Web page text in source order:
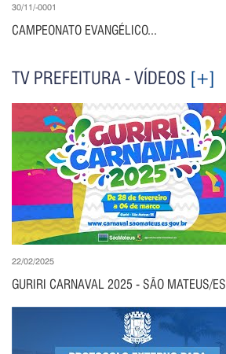
30/11/-0001
CAMPEONATO EVANGÉLICO...
TV PREFEITURA - VÍDEOS [+]
22/02/2025
GURIRI CARNAVAL 2025 - SÃO MATEUS/ES